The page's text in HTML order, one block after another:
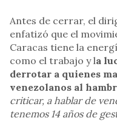
Antes de cerrar, el
enfatizó que el
Caracas tiene la
como el trabajo y la
derrotar a quienes
venezolanos al
criticar, a hablar de
tenemos 14 años de